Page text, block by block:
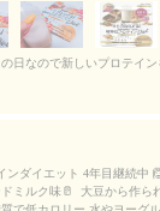
日なので新しいプロテイ
ンダイエット 4年目継続中
ドミルク味🥛 大豆から作